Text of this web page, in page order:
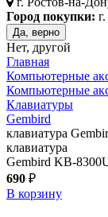
Город покупки:
Да, верно
Нет, другой
Главная
Компьютерные
Компьютерные
Клавиатуры
Gembird
клавиатура
клавиатура
Gembird KB-
690 ₽
В корзину